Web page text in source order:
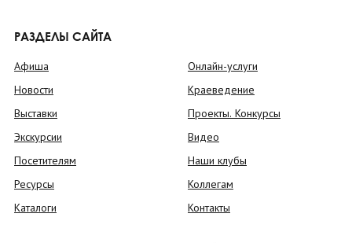
РАЗДЕЛЫ САЙТА
Афиша
Новости
Выставки
Экскурсии
Посетителям
Ресурсы
Каталоги
Онлайн-услуги
Краеведение
Проекты. Конкурсы
Видео
Наши клубы
Коллегам
Контакты